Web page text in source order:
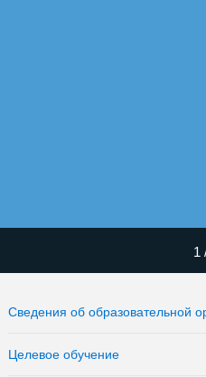
1
Сведения об образовательной
Целевое обучение